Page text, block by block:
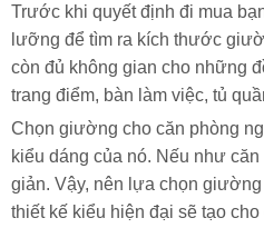
Trước khi quyết định đi mua
lưỡng để tìm ra kích thước
còn đủ không gian cho những
trang điểm, bàn làm việc, tủ
Chọn giường cho căn phòng
kiểu dáng của nó. Nếu như
giản. Vậy, nên lựa chọn
thiết kế kiểu hiện đại sẽ tạo